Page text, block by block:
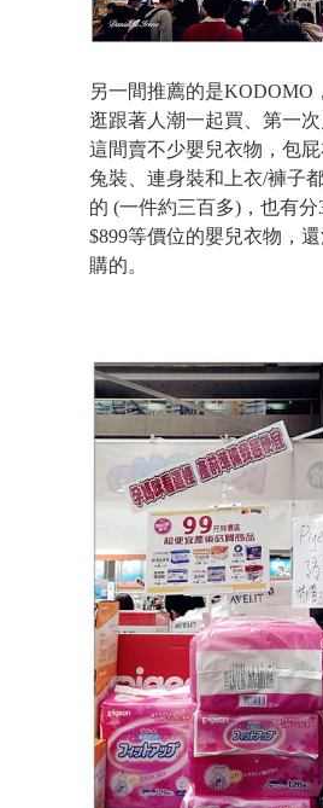
另一間推薦的是KODOMO
逛跟著人潮一起買
第一次
這間賣不少嬰兒衣物，包屁
兔裝、連身裝和上衣/褲子
的 (一件約三百多)，也有分
$899等價位的嬰兒衣物，
購的。